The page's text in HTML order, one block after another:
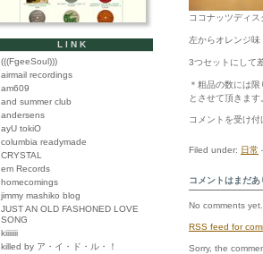
ココナッツディス
左からオレンジ味
3つセットにして
＊粗品の数には
とさせて頂きます
【１
コ
ッ
ツ
デ
ス
ク・
コメントを受け付
Filed under: 日常
コメントはまだあ
No comments yet.
RSS feed for
Sorry, the
LINK
(((FgeeSoul)))
airmail recordings
am609
and summer club
andersens
ayU tokiO
columbia readymade
CRYSTAL
em Records
homecomings
jimmy mashiko blog
JUST AN OLD FASHONED LOVE
SONG
kiiiiiii
killed by ア・イ・ド・ル・！